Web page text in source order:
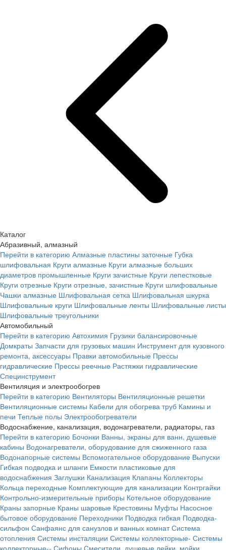
Каталог
Абразивный, алмазный
Перейти в категорию Алмазные пластины заточные Губка
шлифовальная Круги алмазные Круги алмазные больших
диаметров промышленные Круги зачистные Круги лепестковые
Круги отрезные Круги отрезные, зачистные Круги шлифовальные
Чашки алмазные Шлифовальная сетка Шлифовальная шкурка
Шлифовальные круги Шлифовальные ленты Шлифовальные листы
Шлифовальные треугольники
Автомобильный
Перейти в категорию Автохимия Грузики балансировочные
Домкраты Запчасти для грузовых машин Инструмент для кузовного
ремонта, аксессуары Правки автомобильные Прессы
гидравлические Прессы реечные Растяжки гидравлические
Специнструмент
Вентиляция и электрообогрев
Перейти в категорию Вентиляторы Вентиляционные решетки
Вентиляционные системы Кабели для обогрева труб Камины и
печи Теплые полы Электрообогреватели
Водоснабжение, канализация, водонагреватели, радиаторы, газ
Перейти в категорию Бочонки Ванны, экраны для ванн, душевые
кабины Водонагреватели, оборудование для сжиженного газа
Водонапорные системы Вспомогательное оборудование Выпуски
Гибкая подводка и шланги Емкости пластиковые для
водоснабжения Заглушки Канализация Клапаны Коллекторы
Кольца переходные Комплектующие для канализации Контргайки
Контрольно-измерительные приборы Котельное оборудование
Краны запорные Краны шаровые Крестовины Муфты Насосное
бытовое оборудование Переходники Подводка гибкая Подводка-
сильфон Санфаянс для санузлов и ванных комнат Система
отопления Системы инсталяции Системы коллекторные- Системы
коллекторные-- Сифоны Смесители, душевые лейки, мойки